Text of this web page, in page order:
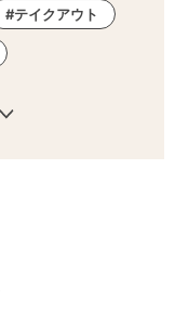
テイクアウト